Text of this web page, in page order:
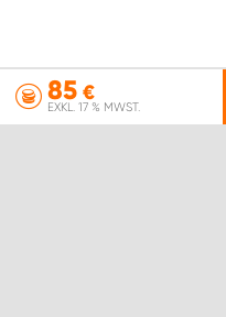
85 €
EXKL. 17 % MWST.